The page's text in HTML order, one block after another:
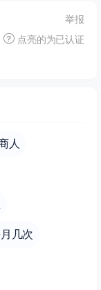
举报
点亮的为已认证
人
几次